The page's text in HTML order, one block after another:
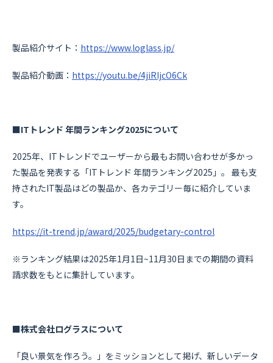
製品紹介サイト： https://www.loglass.jp/
‍製品紹介動画： https://youtu.be/4jiRIjcO6Ck
■ITトレンド 年間ランキング2025について
2025年、ITトレンドでユーザーから最もお問い合わせが多かっ
た製品を発表する「ITトレンド 年間ランキング2025」。 最も支
持されたIT製品はどの製品か、各カテゴリー毎に紹介していま
す。
https://it-trend.jp/award/2025/budgetary-control
※ランキング結果は2025年1月1日~11月30日までの期間の資料
請求数をもとに集計しています。
■株式会社ログラスについて
「良い景気を作ろう。」をミッションとして掲げ、新しいデータ